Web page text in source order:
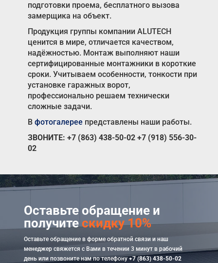
подготовки проема, бесплатного вызова
замерщика на объект.
Продукция группы компании ALUTECH
ценится в мире, отличается качеством,
надёжностью. Монтаж выполняют наши
сертифицированные монтажники в короткие
сроки. Учитываем особенности, тонкости при
установке гаражных ворот,
профессионально решаем технически
сложные задачи.
В фотогалерее представлены наши работы.
ЗВОНИТЕ: +7 (863) 438-50-02 +7 (918) 556-30-
02
Оставьте обращение и
получитескидку 10%
Оставьте обращение в форме обратной связи и наш
менеджер свяжется с Вами в течении 3 минут в рабочий
день или позвоните нам по телефону+7 (863) 438-50-02